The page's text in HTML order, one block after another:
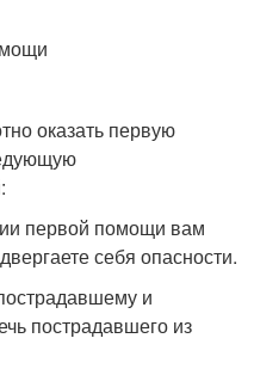
оказать первую
первой помощи вам
себя опасности.
и
пострадавшего из